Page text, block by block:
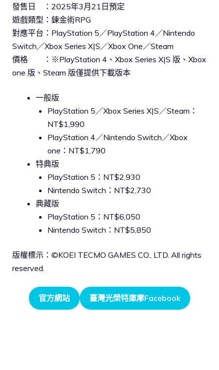
發售日 ：2025年3月21日預定
遊戲類型：鍊金術RPG
對應平台：PlayStation 5／PlayStation 4／Nintendo
Switch／Xbox Series X|S／Xbox One／Steam
價格 ：※PlayStation 4、Xbox Series X|S 版、Xbox
one 版、Steam 版僅提供下載版本
一般版
PlayStation 5／Xbox Series X|S／Steam：
NT$1,990
PlayStation 4／Nintendo Switch／Xbox
one：NT$1,790
特典版
PlayStation 5：NT$2,930
Nintendo Switch：NT$2,730
典藏版
PlayStation 5：NT$6,050
Nintendo Switch：NT$5,850
版權標示：©KOEI TECMO GAMES CO., LTD. All rights
reserved.
官方網站 臺灣光榮特庫摩Facebook